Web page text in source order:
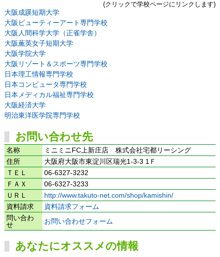
(クリックで学校ページにリンクします)
大阪成蹊短期大学
大阪ビューティーアート専門学校
大阪人間科学大学（正雀学舎）
大阪薫英女子短期大学
大阪学院大学
大阪リゾート＆スポーツ専門学校
日本理工情報専門学校
日本コンピュータ専門学校
日本メディカル福祉専門学校
大阪経済大学
明治東洋医学院専門学校
お問い合わせ先
名称
ミニミニFC上新庄店 株式会社宅都リーシング
住所
大阪府大阪市東淀川区瑞光1-3-3 1Ｆ
ＴＥＬ
06-6327-3232
ＦＡＸ
06-6327-3233
ＵＲＬ
http://www.takuto-net.com/shop/kamishin/
資料請求
資料請求フォーム
問い合わ
せ
お問い合わせフォーム
あなたにオススメの情報